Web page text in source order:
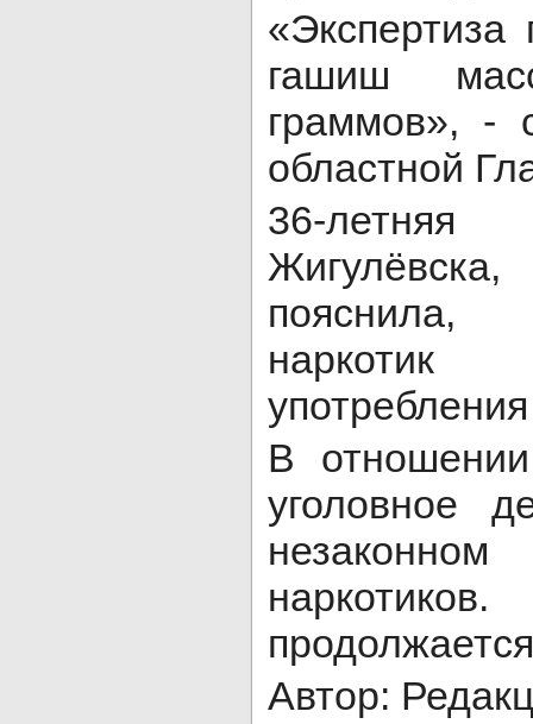
«Экспертиза
гашиш
граммов», -
областной
36-
пояснила,
В
уголовное
Автор: